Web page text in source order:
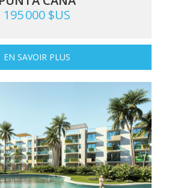
195 000 $US
EN SAVOIR PLUS